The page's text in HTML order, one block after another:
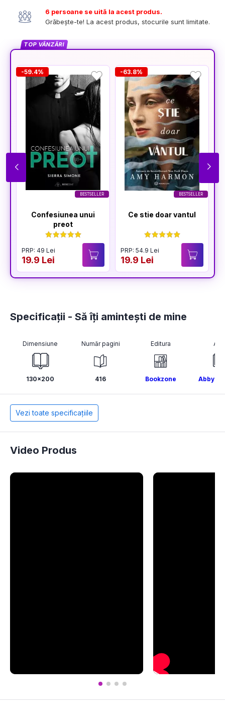
6 persoane se uită la acest produs.
Grăbește-te! La acest produs, stocurile sunt limitate.
TOP VÂNZĂRI
BESTSELLER
-59.4%
Confesiunea unui
preot
PRP: 49 Lei
19.9 Lei
BESTSELLER
-63.8%
Ce stie doar vantul
PRP: 54.9 Lei
19.9 Lei
Specificații - Să îți amintești de mine
Dimensiune
130x200
Număr pagini
416
Editura
Bookzone Abby
Vezi toate specificațiile
Video Produs